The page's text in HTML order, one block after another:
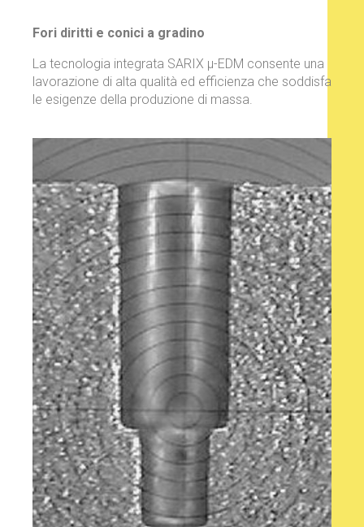
Fori diritti e conici a gradino
La tecnologia integrata SARIX μ-EDM consente una
lavorazione di alta qualità ed efficienza che soddisfa
le esigenze della produzione di massa.